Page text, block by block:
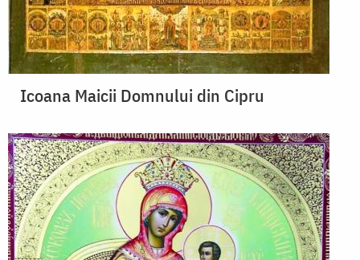
Icoana Maicii Domnului din Cipru